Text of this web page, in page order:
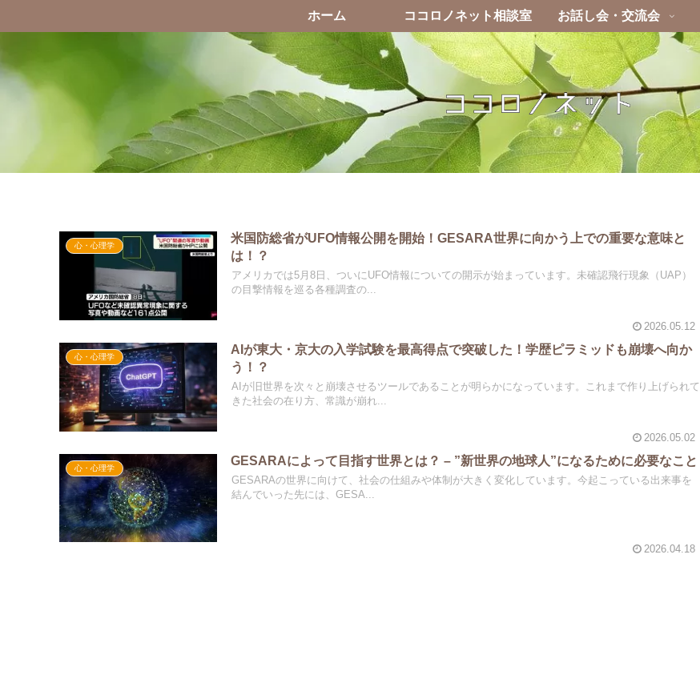
ホーム ココロノネット相談室 お話し会・交流会
心・心理学
米国防総省がUFO情報公開を開始！GESARA世界に向かう上での重要な意味と
は！？
アメリカでは5月8日、ついにUFO情報についての開示が始まっています。未確認飛行現象（UAP）
の目撃情報を巡る各種調査の...
2026.05.12
心・心理学
AIが東大・京大の入学試験を最高得点で突破した！学歴ピラミッドも崩壊へ向か
う！？
AIが旧世界を次々と崩壊させるツールであることが明らかになっています。これまで作り上げられて
きた社会の在り方、常識が崩れ...
2026.05.02
心・心理学
GESARAによって目指す世界とは？ – ”新世界の地球人”になるために必要なこと
GESARAの世界に向けて、社会の仕組みや体制が大きく変化しています。今起こっている出来事を
結んでいった先には、GESA...
2026.04.18